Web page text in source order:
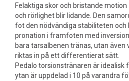
Felaktiga skor och bristande
och rörlighet blir lidande. Den
fot den nödvändiga stabiliteten och
pronation i framfoten med
bara tarsalbenen tränas, utan även
riktas in på ett differentierat sätt.
Pedalo torsionstränaren är
ytan är uppdelad i 10 på varandra